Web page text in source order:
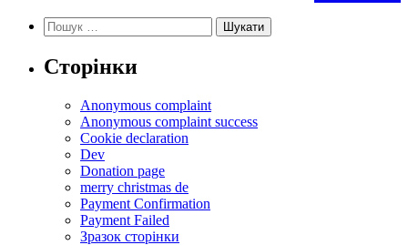
Пошук:
Сторінки
Anonymous complaint
Anonymous complaint success
Cookie declaration
Dev
Donation page
merry christmas de
Payment Confirmation
Payment Failed
Зразок сторінки